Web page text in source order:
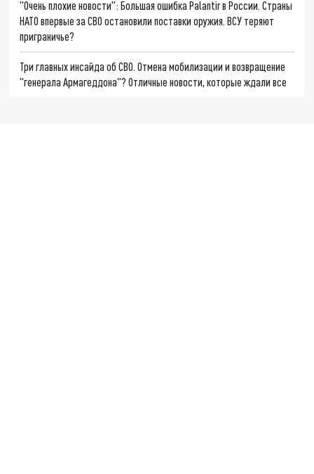
"Очень плохие новости": Большая ошибка Palantir в России. Страны
НАТО впервые за СВО остановили поставки оружия. ВСУ теряют
приграничье?
Три главных инсайда об СВО. Отмена мобилизации и возвращение
"генерала Армагеддона"? Отличные новости, которые ждали все